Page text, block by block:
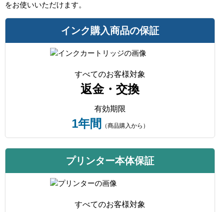
をお使いいただけます。
インク購入商品の保証
すべてのお客様対象
返金・交換
有効期限
1年間 （商品購入から）
プリンター本体保証
すべてのお客様対象